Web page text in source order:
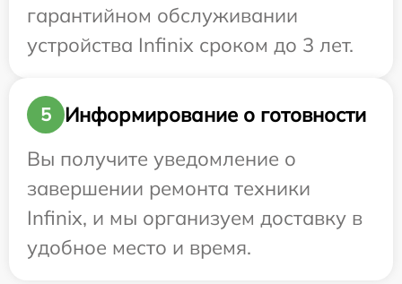
гарантийном обслуживании
устройства Infinix сроком до 3 лет.
5
Информирование о готовности
Вы получите уведомление о
завершении ремонта техники
Infinix, и мы организуем доставку в
удобное место и время.